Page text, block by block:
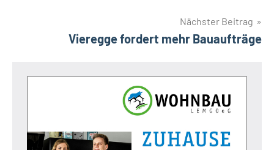
Nächster Beitrag
Vieregge fordert mehr Bauaufträge